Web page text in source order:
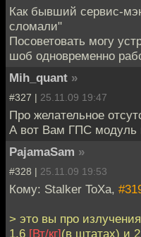
Как бывший сервис-
сломали"
Посоветовать могу
шоб одновременно
Mih_quant »
#327 | 25.11.09 19:47
Про желательное
А вот Вам ГПС модуль
PajamaSam »
#328 | 25.11.09 19:53
Кому: Stalker ToXa,
> это вы про
1.6 [Вт/кг](в штатах) и 2